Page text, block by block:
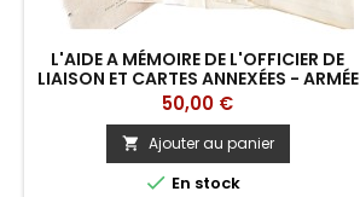
L'AIDE A MÉMOIRE DE L'OFFICIER DE
LIAISON ET CARTES ANNEXÉES - ARMÉE
BELGE 1944
Prix
50,00 €
 Ajouter au panier
 En stock